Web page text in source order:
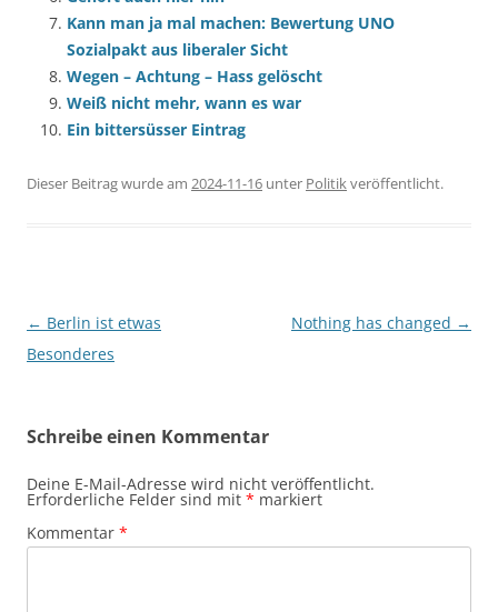
Kann man ja mal machen: Bewertung UNO
Sozialpakt aus liberaler Sicht
Wegen – Achtung – Hass gelöscht
Weiß nicht mehr, wann es war
Ein bittersüsser Eintrag
Dieser Beitrag wurde am 2024-11-16 unter Politikveröffentlicht.
Beitragsnavigation
← Berlin ist etwas
Besonderes
Nothing has changed →
Schreibe einen Kommentar
Deine E-Mail-Adresse wird nicht veröffentlicht.
Erforderliche Felder sind mit * markiert
Kommentar *